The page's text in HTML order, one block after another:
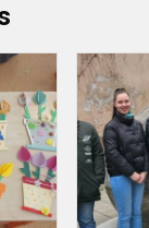
Kūrybinės
dirbtuvės